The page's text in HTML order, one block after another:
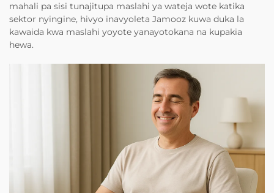
mahali pa sisi tunajitupa maslahi ya wateja wote katika
sektor nyingine, hivyo inavyoleta Jamooz kuwa duka la
kawaida kwa maslahi yoyote yanayotokana na kupakia
hewa.